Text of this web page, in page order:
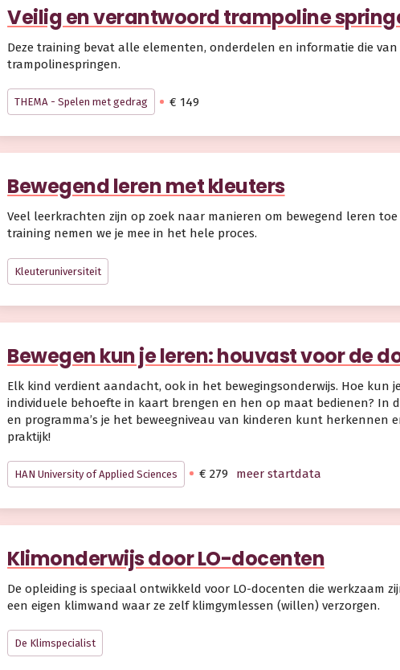
Veilig en verantwoord trampoline
Deze training bevat alle elementen, onderdelen en informatie die
trampolinespringen.
THEMA - Spelen met gedrag € 149
Bewegend leren met kleuters
Veel leerkrachten zijn op zoek naar manieren om bewegend leren
training nemen we je mee in het hele proces.
Kleuteruniversiteit
Bewegen kun je leren: houvast voor de
Elk kind verdient aandacht, ook in het bewegingsonderwijs. Hoe
individuele behoefte in kaart brengen en hen op maat bedienen? In
en programma’s je het beweegniveau van kinderen kunt
praktijk!
HAN University of Applied Sciences € 279 meer startdata
Klimonderwijs door LO-docenten
De opleiding is speciaal ontwikkeld voor LO-docenten die werkzaam
een eigen klimwand waar ze zelf klimgymlessen (willen) verzorgen.
De Klimspecialist